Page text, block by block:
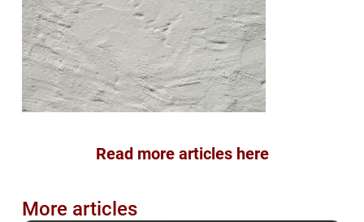
Read more articles here
More articles